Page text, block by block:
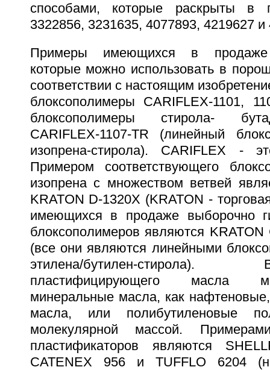
способами, которые раскрыты
3322856, 3231635, 4077893, 4219627 и
Примеры имеющихся в продаже
которые можно использовать в
соответствии с настоящим
блоксополимеры CARIFLEX-1101,
блоксополимеры стирола-
CARIFLEX-1107-TR (линейный
изопрена-стирола). CARIFLEX -
Примером соответствующего
изопрена с множеством ветвей
KRATON D-1320X (KRATON -
имеющихся в продаже выборочно
блоксополимеров являются
(все они являются линейными
этилена/бутилен-
пластифицирующего масла
минеральные масла, как
масла, или полибутиленовые
молекулярной массой.
пластификаторов являются
CATENEX 956 и TUFFLO 6204